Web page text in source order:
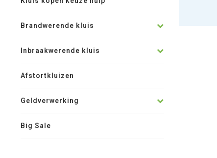
Brandwerende kluis
Inbraakwerende kluis
Afstortkluizen
Geldverwerking
Big Sale